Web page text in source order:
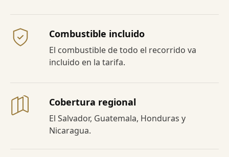
Combustible incluido
El combustible de todo el recorrido va
incluido en la tarifa.
Cobertura regional
El Salvador, Guatemala, Honduras y
Nicaragua.